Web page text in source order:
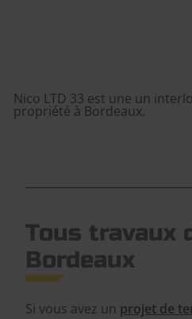
Nico LTD 33 est une un
propriété à Bordeaux.
Tous travaux
Bordeaux
Si vous avez un projet de